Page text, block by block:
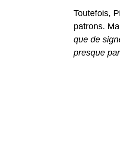
Toutefois,
patrons.
que de
presque